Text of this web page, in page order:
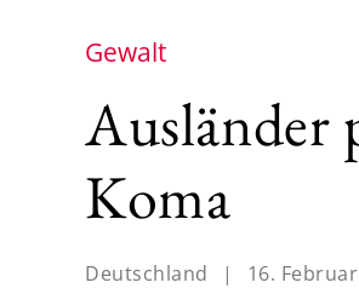
Gewalt
Ausländer
Koma
Deutschland | 16.